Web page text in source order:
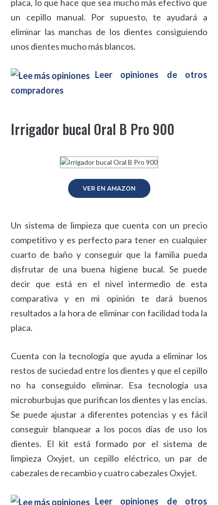
placa, lo que hace que sea mucho más efectivo que
un cepillo manual. Por supuesto, te ayudará a
eliminar las manchas de los dientes consiguiendo
unos dientes mucho más blancos.
Leer opiniones de otros
compradores
Irrigador bucal Oral B Pro 900
VER EN AMAZON
Un sistema de limpieza que cuenta con un precio
competitivo y es perfecto para tener en cualquier
cuarto de baño y conseguir que la familia pueda
disfrutar de una buena higiene bucal. Se puede
decir que está en el nivel intermedio de esta
comparativa y en mi opinión te dará buenos
resultados a la hora de eliminar con facilidad toda la
placa.
Cuenta con la tecnología que ayuda a eliminar los
restos de suciedad entre los dientes y que el cepillo
no ha conseguido eliminar. Esa tecnología usa
microburbujas que purifican los dientes y las encías.
Se puede ajustar a diferentes potencias y es fácil
conseguir blanquear a los pocos días de uso los
dientes. El kit está formado por el sistema de
limpieza Oxyjet, un cepillo eléctrico, un par de
cabezales de recambio y cuatro cabezales Oxyjet.
Leer opiniones de otros